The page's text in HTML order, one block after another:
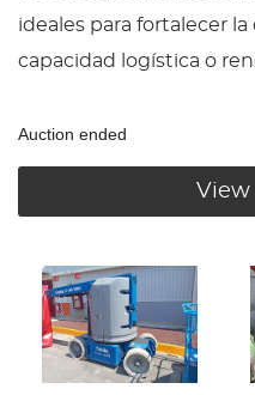
ideales para fortalecer
capacidad logística o
Auction ended
View